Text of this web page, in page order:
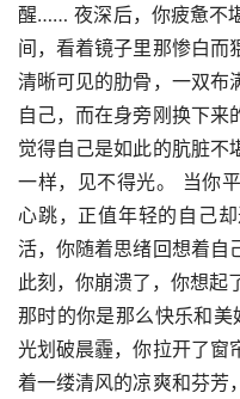
醒…… 夜深后，你疲惫不
间，看着镜子里那惨白而
清晰可见的肋骨，一双布
自己，而在身旁刚换下来
觉得自己是如此的肮脏不
一样，见不得光。 当你
心跳，正值年轻的自己
活，你随着思绪回想着自
此刻，你崩溃了，你想起
那时的你是那么快乐和
光划破晨霾，你拉开了窗
着一缕清风的凉爽和芬芳